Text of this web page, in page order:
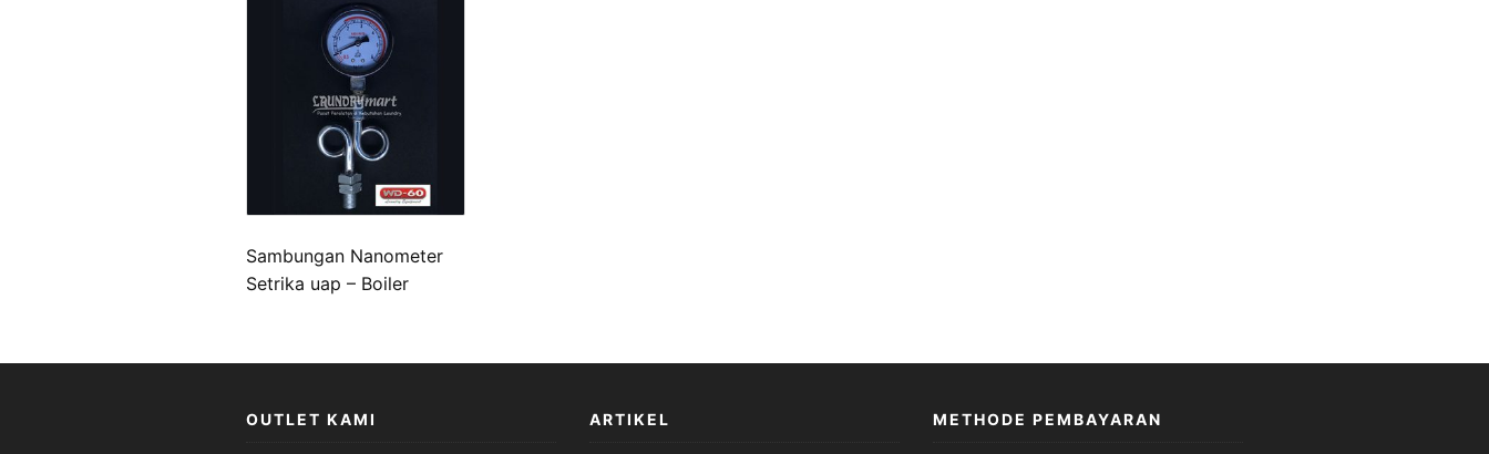
Sambungan Nanometer
Setrika uap – Boiler
OUTLET KAMI ARTIKEL METHODE PEMBAYARAN